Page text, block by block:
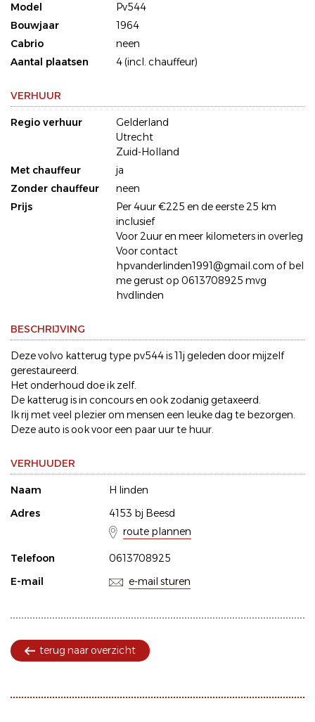
Model
Pv544
Bouwjaar
1964
Cabrio
neen
Aantal plaatsen
4 (incl. chauffeur)
VERHUUR
Regio verhuur
Gelderland
Utrecht
Zuid-Holland
Met chauffeur
ja
Zonder chauffeur
neen
Prijs
Per 4uur €225 en de eerste 25 km
inclusief
Voor 2uur en meer kilometers in overleg
Voor contact
hpvanderlinden1991@gmail.com of bel
me gerust op 0613708925 mvg
hvdlinden
BESCHRIJVING
Deze volvo katterug type pv544 is 11j geleden door mijzelf
gerestaureerd.
Het onderhoud doe ik zelf.
De katterug is in concours en ook zodanig getaxeerd.
Ik rij met veel plezier om mensen een leuke dag te bezorgen.
Deze auto is ook voor een paar uur te huur.
VERHUUDER
Naam
H linden
Adres
4153 bj Beesd
route plannen
Telefoon
0613708925
E-mail
e-mail sturen
terug naar overzicht